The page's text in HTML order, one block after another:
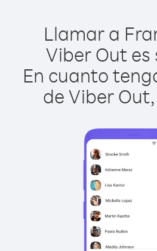
Llamar a
Viber Out es
En cuanto
de Viber